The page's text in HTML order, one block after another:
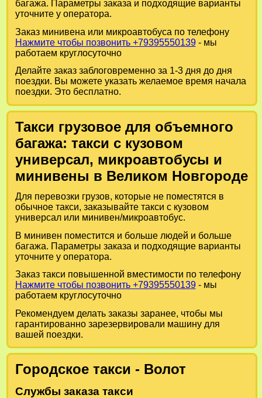
багажа. Параметры заказа и подходящие варианты
уточните у оператора.
Заказ минивена или микроавтобуса по телефону
Нажмите чтобы позвонить +79395550139- мы
работаем круглосуточно
Делайте заказ заблоговременно за 1-3 дня до дня
поездки. Вы можете указать желаемое время начала
поездки. Это бесплатно.
Такси грузовое для объемного
багажа: такси с кузовом
универсал, микроавтобусы и
минивены в Великом Новгороде
Для перевозки грузов, которые не поместятся в
обычное такси, заказывайте такси с кузовом
универсал или минивен/микроавтобус.
В минивен поместится и больше людей и больше
багажа. Параметры заказа и подходящие варианты
уточните у оператора.
Заказ такси повышенной вместимости по телефону
Нажмите чтобы позвонить +79395550139- мы
работаем круглосуточно
Рекомендуем делать заказы заранее, чтобы мы
гарантированно зарезервировали машину для
вашей поездки.
Городское такси - Волот
Службы заказа такси